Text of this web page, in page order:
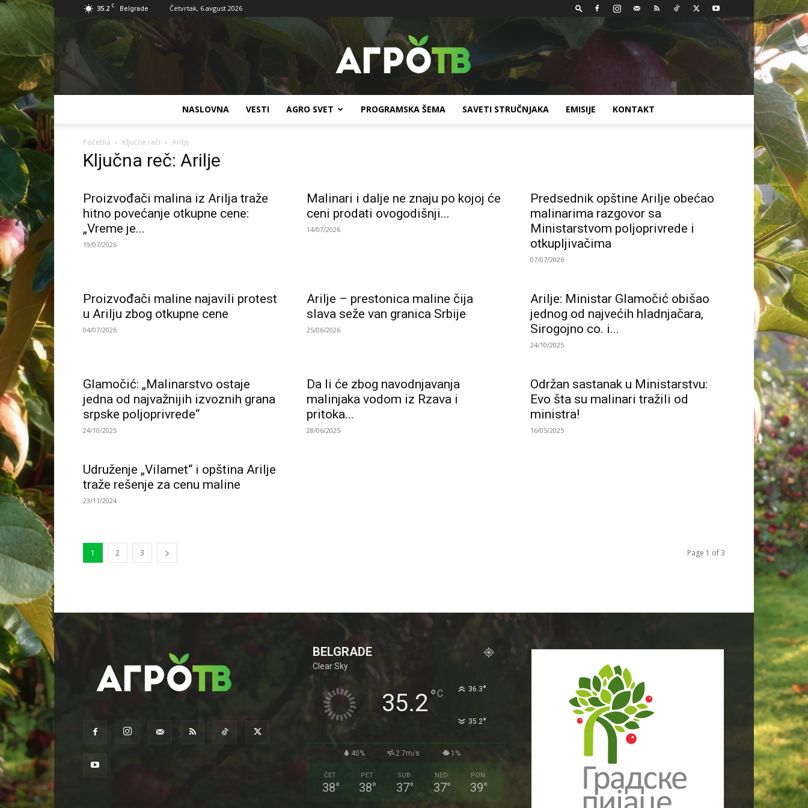
35.2 C Belgrade Četvrtak, 6.avgust 2026
TV
NASLOVNA VESTI AGRO SVET PROGRAMSKA ŠEMA SAVETI STRUČNJAKA EMISIJE KONTAKT
Početna Ključne reči Arilje
Ključna reč: Arilje
Proizvođači malina iz Arilja traže
hitno povećanje otkupne cene:
„Vreme je...
19/07/2026
Malinari i dalje ne znaju po kojoj će
ceni prodati ovogodišnji...
14/07/2026
Predsednik opštine Arilje obećao
malinarima razgovor sa
Ministarstvom poljoprivrede i
otkupljivačima
07/07/2026
Proizvođači maline najavili protest
u Arilju zbog otkupne cene
04/07/2026
Arilje – prestonica maline čija
slava seže van granica Srbije
25/06/2026
Arilje: Ministar Glamočić obišao
jednog od najvećih hladnjačara,
Sirogojno co. i...
24/10/2025
Glamočić: „Malinarstvo ostaje
jedna od najvažnijih izvoznih grana
srpske poljoprivrede“
24/10/2025
Da li će zbog navodnjavanja
malinjaka vodom iz Rzava i
pritoka...
28/06/2025
Održan sastanak u Ministarstvu:
Evo šta su malinari tražili od
ministra!
16/05/2025
Udruženje „Vilamet“ i opština Arilje
traže rešenje za cenu maline
23/11/2024
1 2 3 Page 1 of 3
BELGRADE
Clear Sky
35.2°C 36.3°
35.2°
40% 2.7m/s 1%
ČET
38°
PET
38°
SUB
37°
NED
37°
PON
39°